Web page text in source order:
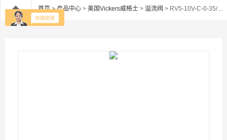
首页>产品中心 > 美国Vickers威格士 > 溢流阀 > RV5-10V-C-0-35/伊顿威格士插装式溢流阀RV5-10V-C-0-35现